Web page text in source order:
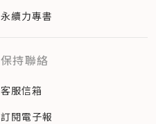
永續力專書
保持聯絡
客服信箱
訂閱電子報